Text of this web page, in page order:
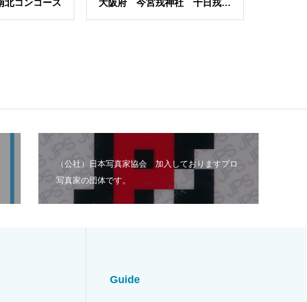
大阪国際空港 旅客機
大阪府 天神橋筋商店
（公社）日本写真家協会 加入しておりますプロ
写真家の団体です。
Guide